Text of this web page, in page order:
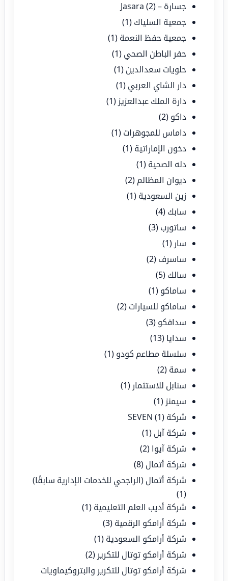
جسارة – Jasara(2)
جمعية السلياك (1)
جمعية حفظ النعمة (1)
حفر الباطن الصحي (1)
حلويات سعدالدين (1)
دار الشاي العربي (1)
دارة الملك عبدالعزيز (1)
داكو (2)
داماس للمجوهرات (1)
دخون الإماراتية (1)
دله الصحية (1)
ديوان المظالم (2)
زين السعودية (1)
سابك (4)
ساتورب (3)
سار (1)
ساسرف (2)
سالك (5)
ساماكو (1)
ساماكو للسيارات (2)
سدافكو (3)
سدايا (13)
سلسلة مطاعم كودو (1)
سمة (2)
سنابل للاستثمار (1)
سيمنز (1)
شركة SEVEN (1)
شركة آبل (1)
شركة آيوا (2)
شركة أتمال (8)
شركة أتمال (الراجحي للخدمات الإدارية سابقًا)
(1)
شركة أديب العلم التعليمية (1)
شركة أرامكو الرقمية (3)
شركة أرامكو السعودية (1)
شركة أرامكو توتال للتكرير (2)
شركة أرامكو توتال للتكرير والبتروكيماويات